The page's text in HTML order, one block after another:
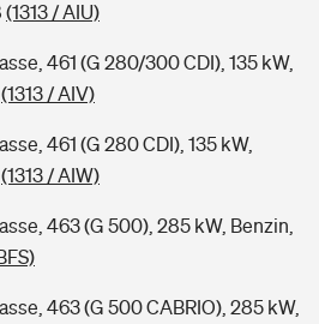
(1313 / AIU)
461 (G 280/300 CDI), 135 kW,
(1313 / AIV)
461 (G 280 CDI), 135 kW,
(1313 / AIW)
463 (G 500), 285 kW, Benzin,
463 (G 500 CABRIO), 285 kW,